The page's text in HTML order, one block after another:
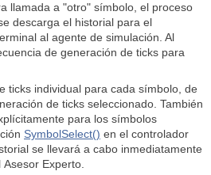
llamada a "otro" símbolo, el proceso
descarga el historial para el
al agente de simulación. Al
de generación de ticks para
ticks individual para cada símbolo, de
de ticks seleccionado. También
para los símbolos
SymbolSelect() en el controlador
se llevará a cabo inmediatamente
Asesor Experto